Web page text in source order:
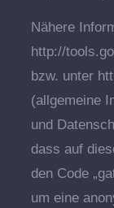
Nähere
http://
bzw. unter
(allgemeine
und
dass auf
den Code
um eine